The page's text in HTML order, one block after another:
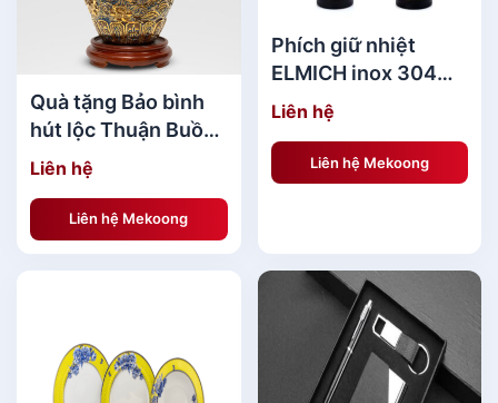
BST Quà tặng công nghệ cho khách
Hàng[/caption] [caption id="attachment_141097"
Quà tặng Bảo bình
hút lộc Thuận Buồm
Xuôi Gió vẽ vàng
men nâu
Liên hệ
Liên hệ Mekoong
Phích giữ nhiệt
ELMICH inox 304
500ml D5
Liên hệ
Liên hệ Mekoong